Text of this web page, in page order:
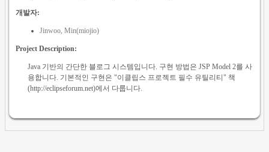
개발자:
Jinwoo, Min(miojio)
Project Description:
Java 기반의 간단한 블로그 시스템입니다. 구현 방법은 JSP Model 2를 사
용합니다. 기본적인 구현은 "이클립스 프로젝트 필수 유틸리티" 책
(http://eclipseforum.net)에서 다룹니다.